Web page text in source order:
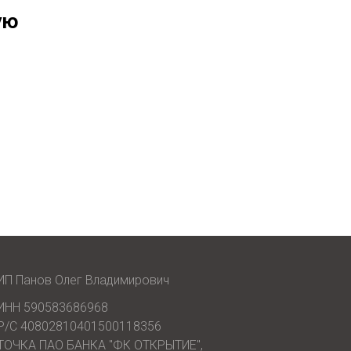
Панов Олег Владимирович
590583686968
С 40802810401500118356
ПАО БАНКА "ФК ОТКРЫТИЕ",